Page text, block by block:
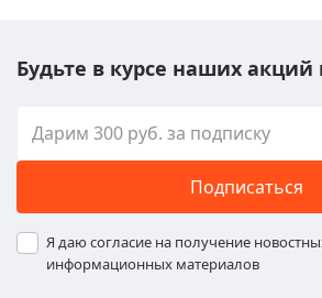
Будьте в курсе наших акций
Подписаться
Я даю согласие на получение
информационных материалов